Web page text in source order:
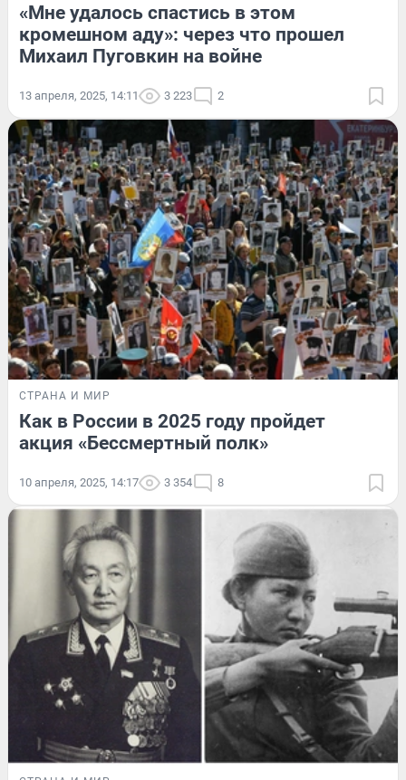
«Мне удалось спастись в этом
кромешном аду»: через что прошел
Михаил Пуговкин на войне
13 апреля, 2025, 14:11 3 223 2
СТРАНА И МИР
Как в России в 2025 году пройдет
акция «Бессмертный полк»
10 апреля, 2025, 14:17 3 354 8